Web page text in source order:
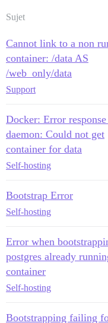
Sujet
Cannot link to a non
container: /data AS
/web_only/data
Support
Docker: Error
daemon: Could not get
container for data
Self-hosting
Bootstrap Error
Self-hosting
Error when
postgres already
container
Self-hosting
Bootstrapping failing